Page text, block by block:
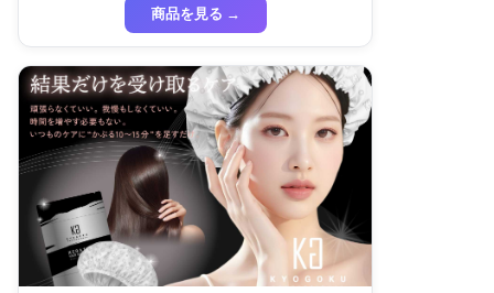
商品を見る →